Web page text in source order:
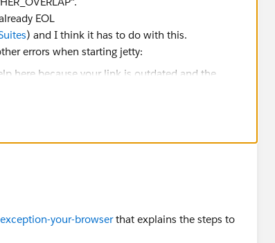
EOL
) and I think it has to do with this.
errors when starting jetty:
your-browserthat explains the steps to